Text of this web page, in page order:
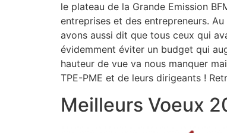
le plateau de la Grande Emission
entreprises et des entrepreneurs.
avons aussi dit que tous ceux qui
évidemment éviter un budget qui
hauteur de vue va nous manquer
TPE-PME et de leurs dirigeants !
Meilleurs Voeux